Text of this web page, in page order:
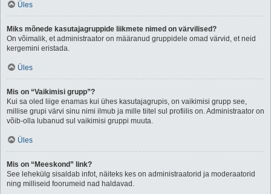
Üles
Miks mõnede kasutajagruppide liikmete nimed on värvilised?
On võimalik, et administraator on määranud gruppidele omad värvid, et neid
kergemini eristada.
Üles
Mis on “Vaikimisi grupp”?
Kui sa oled liige enamas kui ühes kasutajagrupis, on vaikimisi grupp see,
millise grupi värvi sinu nimi ilmub ja mille tiitel sul profiilis on. Administraator on
võib-olla lubanud sul vaikimisi gruppi muuta.
Üles
Mis on “Meeskond” link?
See lehekülg sisaldab infot, näiteks kes on administraatorid ja moderaatorid
ning milliseid foorumeid nad haldavad.